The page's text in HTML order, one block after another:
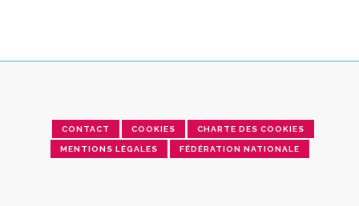
CONTACT COOKIES CHARTE DES COOKIES
MENTIONS LÉGALES FÉDÉRATION NATIONALE